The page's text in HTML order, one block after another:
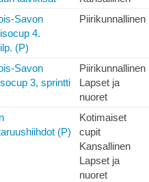
Savon
4.
(P)
Piirikunnallinen
Savon
3, sprintti
Piirikunnallinen
Lapset ja
nuoret
(P)
Kotimaiset
cupit
Kansallinen
Lapset ja
nuoret